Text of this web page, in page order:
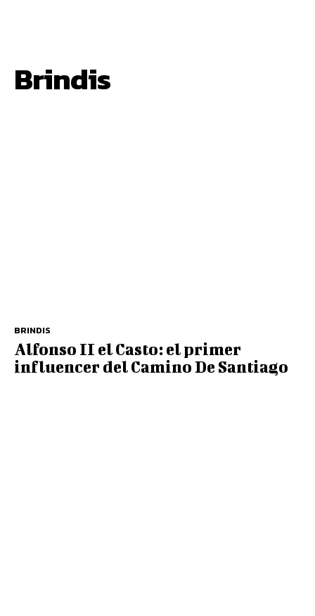
Brindis
BRINDIS
Alfonso II el Casto: el primer
influencer del Camino De Santiago